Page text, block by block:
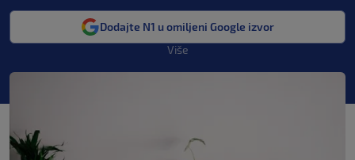
Dodajte N1 u omiljeni Google izvor
Više